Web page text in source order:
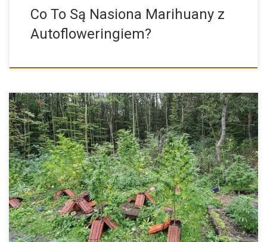
Co To Są Nasiona Marihuany z
Autofloweringiem?
Sposoby na Złodziei Przy Uprawie Konopi Indyjskich na Dworze,
Czyli […]